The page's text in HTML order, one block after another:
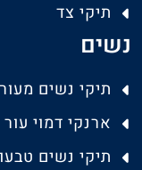
תיקי צד
נשים
תיקי נשים מעור
ארנקי דמוי
תיקי נשים